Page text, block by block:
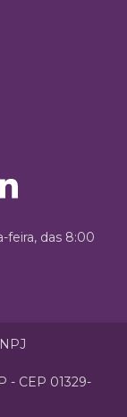
feira, das 8:00
- CEP 01329-